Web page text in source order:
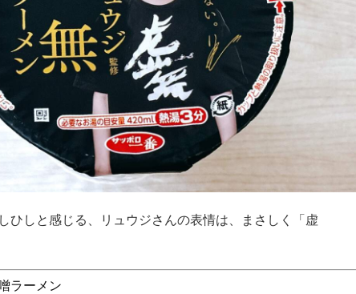
ひしと感じる、リュウジさんの表情は、まさしく「虚
ラーメン